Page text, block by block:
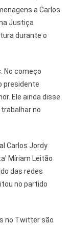
a Carlos
Justiça
durante o
No começo
presidente
Ele ainda disse
no
Carlos Jordy
Míriam Leitão
das redes
no partido
no Twitter são